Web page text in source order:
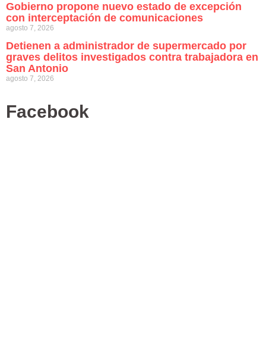
Gobierno propone nuevo estado de excepción
con interceptación de comunicaciones
agosto 7, 2026
Detienen a administrador de supermercado por
graves delitos investigados contra trabajadora en
San Antonio
agosto 7, 2026
Facebook